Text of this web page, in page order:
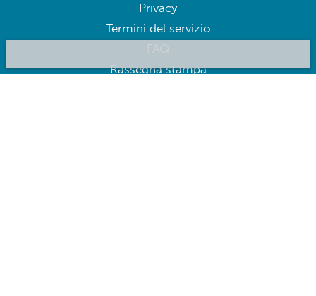
Privacy
Termini del servizio
FAQ
Rassegna stampa